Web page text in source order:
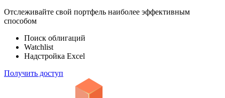
Отслеживайте свой портфель наиболее эффективным
способом
Поиск облигаций
Watchlist
Надстройка Excel
Получить доступ